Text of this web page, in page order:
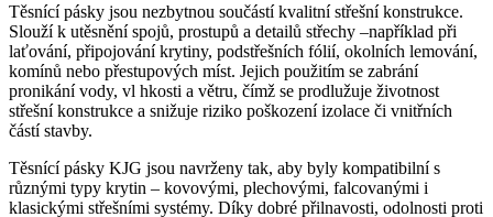
Těsnící pásky jsou nezbytnou součástí kvalitní střešní konstrukce.
Slouží k utěsnění spojů, prostupů a detailů střechy –například při
laťování, připojování krytiny, podstřešních fólií, okolních lemování,
komínů nebo přestupových míst. Jejich použitím se zabrání
pronikání vody, vl hkosti a větru, čímž se prodlužuje životnost
střešní konstrukce a snižuje riziko poškození izolace či vnitřních
částí stavby.
Těsnící pásky KJG jsou navrženy tak, aby byly kompatibilní s
různými typy krytin – kovovými, plechovými, falcovanými i
klasickými střešními systémy. Díky dobré přilnavosti, odolnosti proti